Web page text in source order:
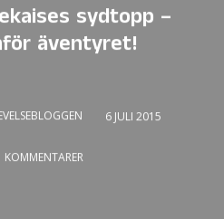
sydtopp –
äventyret!
6 JULI 2015
KOMMENTARER